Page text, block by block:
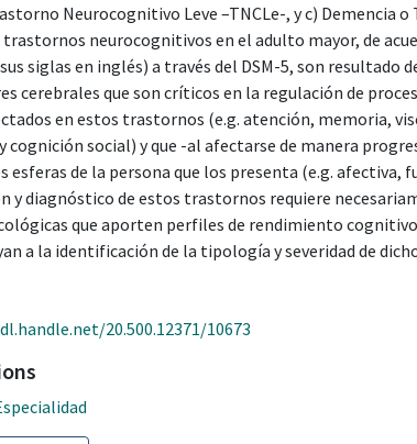
Neurocognitivo Leve –TNCLe-, y c) Demencia
trastornos neurocognitivos en el adulto mayor, de
siglas en inglés) a través del DSM-5, son resultado
cerebrales que son críticos en la regulación de
en estos trastornos (e.g. atención, memoria,
cognición social) y que -al afectarse de manera
esferas de la persona que los presenta (e.g. afectiva,
y diagnóstico de estos trastornos requiere
que aporten perfiles de rendimiento
a la identificación de la tipología y severidad de
20.500.12371/10673